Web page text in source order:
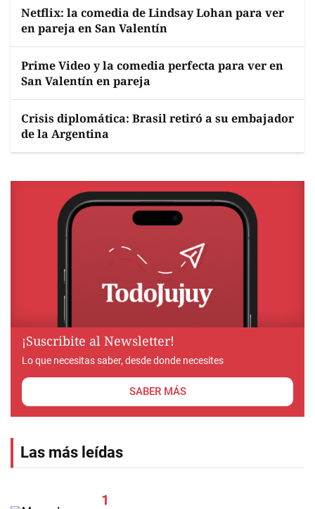
Netflix: la comedia de Lindsay Lohan para ver
en pareja en San Valentín
Prime Video y la comedia perfecta para ver en
San Valentín en pareja
Crisis diplomática: Brasil retiró a su embajador
de la Argentina
¡Suscribite al Newsletter!
Lo que necesitas saber, desde donde necesites
SABER MÁS
Las más leídas